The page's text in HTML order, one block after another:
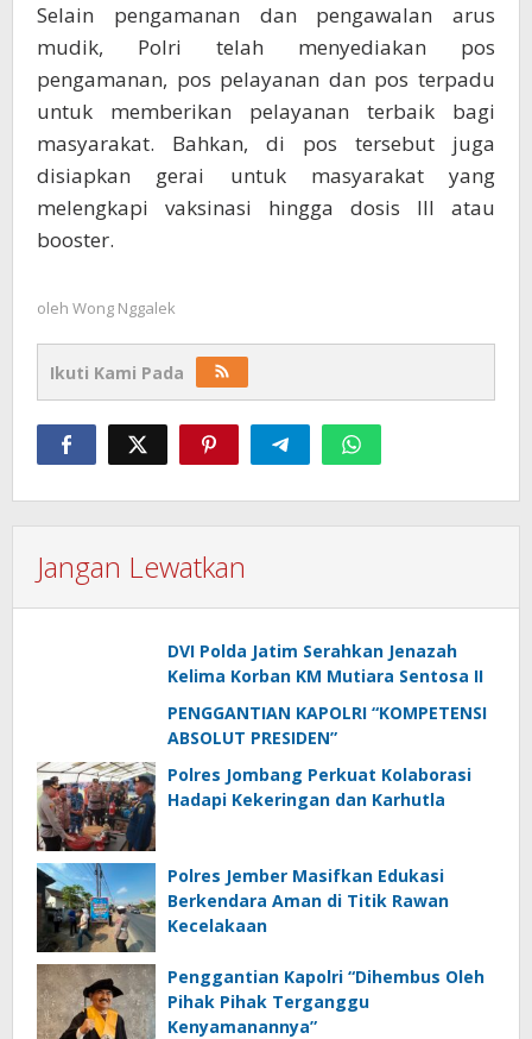
Selain pengamanan dan pengawalan arus
mudik, Polri telah menyediakan pos
pengamanan, pos pelayanan dan pos terpadu
untuk memberikan pelayanan terbaik bagi
masyarakat. Bahkan, di pos tersebut juga
disiapkan gerai untuk masyarakat yang
melengkapi vaksinasi hingga dosis III atau
booster.
oleh Wong Nggalek
Ikuti Kami Pada
Jangan Lewatkan
DVI Polda Jatim Serahkan Jenazah
Kelima Korban KM Mutiara Sentosa II
PENGGANTIAN KAPOLRI “KOMPETENSI
ABSOLUT PRESIDEN”
Polres Jombang Perkuat Kolaborasi
Hadapi Kekeringan dan Karhutla
Polres Jember Masifkan Edukasi
Berkendara Aman di Titik Rawan
Kecelakaan
Penggantian Kapolri “Dihembus Oleh
Pihak Pihak Terganggu
Kenyamanannya”